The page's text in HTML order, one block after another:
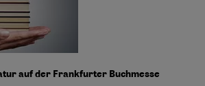
auf der Frankfurter Buchmesse